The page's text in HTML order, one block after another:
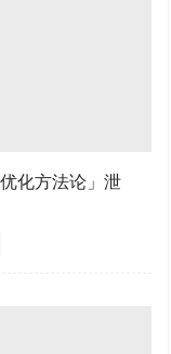
化方法论」泄